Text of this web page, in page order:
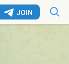
JOIN